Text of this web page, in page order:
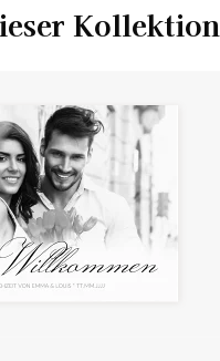
Kollektion